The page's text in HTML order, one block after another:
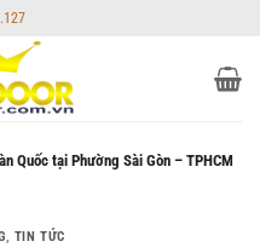
Quốc tại Phường Sài Gòn – TPHCM
, TIN TỨC